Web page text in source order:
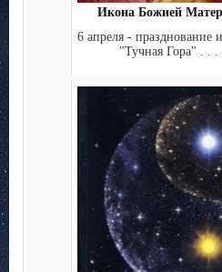
Икона Божией
6 апреля -
"Тучная Гора" . .